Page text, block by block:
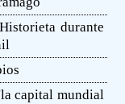
durante
capital mundial